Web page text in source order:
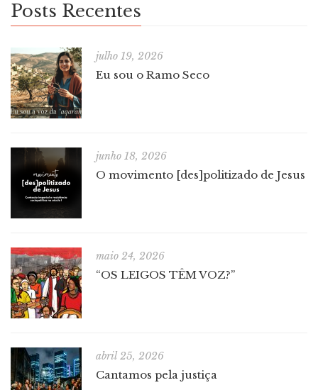
Posts Recentes
julho 19, 2026
Eu sou o Ramo Seco
junho 18, 2026
O movimento [des]politizado de Jesus
maio 24, 2026
“OS LEIGOS TÊM VOZ?”
abril 25, 2026
Cantamos pela justiça